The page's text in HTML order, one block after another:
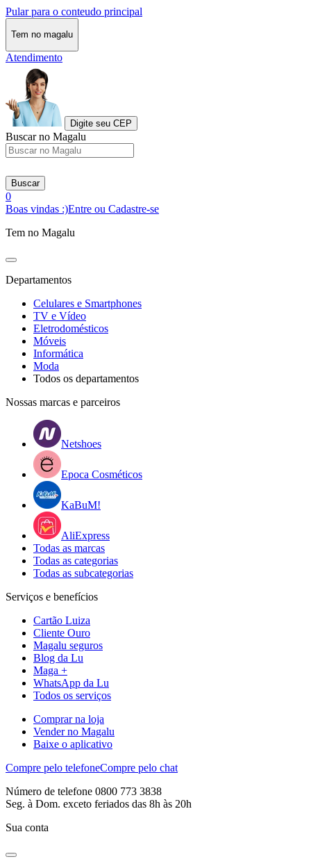
Pular para o conteudo principal
Tem no magalu
Atendimento
Digite seu CEP
Buscar no Magalu
Buscar
0
Boas vindas :)Entre ou Cadastre-se
Tem no Magalu
Departamentos
Celulares e Smartphones
TV e Vídeo
Eletrodomésticos
Móveis
Informática
Moda
Todos os departamentos
Nossas marcas e parceiros
Netshoes
Epoca Cosméticos
KaBuM!
AliExpress
Todas as marcas
Todas as categorias
Todas as subcategorias
Serviços e benefícios
Cartão Luiza
Cliente Ouro
Magalu seguros
Blog da Lu
Maga +
WhatsApp da Lu
Todos os serviços
Comprar na loja
Vender no Magalu
Baixe o aplicativo
Compre pelo telefoneCompre pelo chat
Número de telefone 0800 773 3838
Seg. à Dom. exceto feriados das 8h às 20h
Sua conta